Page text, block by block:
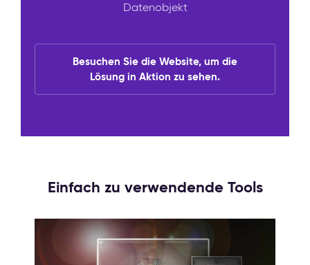
Datenobjekt
Besuchen Sie die Website, um die
Lösung in Aktion zu sehen.
Einfach zu verwendende Tools